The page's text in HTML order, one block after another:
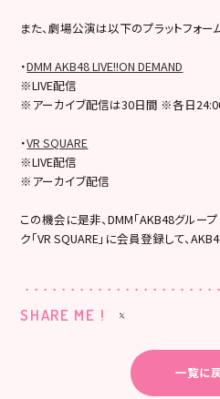
また、劇場公演は以下のプラットフォー
・DMM AKB48 LIVE!!ON DEMAND
※LIVE配信
※アーカイブ配信は30日間 ※各日
・VR SQUARE
※LIVE配信
※アーカイブ配信
この機会に是非、DMM「AKB48グループ
ク「VR SQUARE」に会員登録して、
SHARE ME !
一覧に